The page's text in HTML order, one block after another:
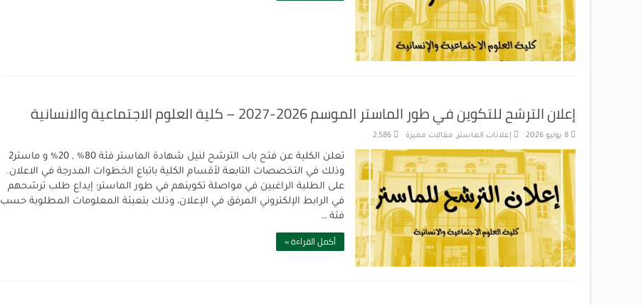
إعلان الترشح للتكوين في طور الماستر الموسم 2026-2027 – كلية العلوم الاجتماعية والانسانية
8 يوليو 2026 إعلانات الماستر, مقالات مميزة 2,586
تعلن الكلية عن فتح باب الترشح لنيل شهادة الماستر فئة 80% , 20% و ماستر2
وذلك في التخصصات التابعة لأقسام الكلية باتباع الخطوات المدرجة في الاعلان.
على الطلبة الراغبين في مواصلة تكوينهم في طور الماستر؛ إيداع طلب ترشحهم
في الرابط الإلكتروني المرفق في الإعلان، وذلك بتعبئة المعلومات المطلوبة حسب
فئة …
أكمل القراءة »